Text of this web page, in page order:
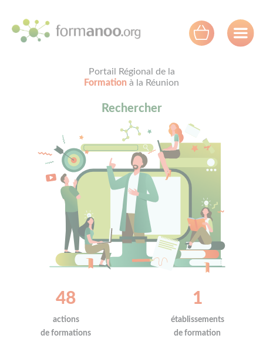
Portail Régional de la
Formation à la Réunion
Rechercher
48
actions
de formations
1
établissements
de formation